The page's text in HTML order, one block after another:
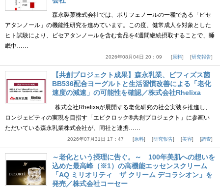
森永製菓株式会社では、ポリフェノールの一種である「ピセ
アタンノール」の機能性研究を進めています。この度、健常成人を対象とした
ヒト試験により、ピセアタンノールを含む食品を4週間継続摂取することで、睡
眠中……
2026年08月04日 20：09 原料 研究報告
【共創プロジェクト成果】森永乳業、ビフィズス菌
BB536配合ヨーグルトと生活習慣改善による「老化
速度の減速」の可能性を確認／株式会社Rhelixa
株式会社Rhelixaが展開する老化研究の社会実装を推進し、
ロンジェビティの実現を目指す「エピクロック®共創プロジェクト」に参画い
ただいている森永乳業株式会社が、同社と連携……
2026年07月31日 17：47 原料 研究報告 美容 調査
～老化という摂理に告ぐ。～ 100年美肌への想いを
込めた最高峰（※1）の高機能エッセンスクリーム
「AQ ミリオリティ ザ クリーム デコラシオン」を
発売／株式会社コーセー